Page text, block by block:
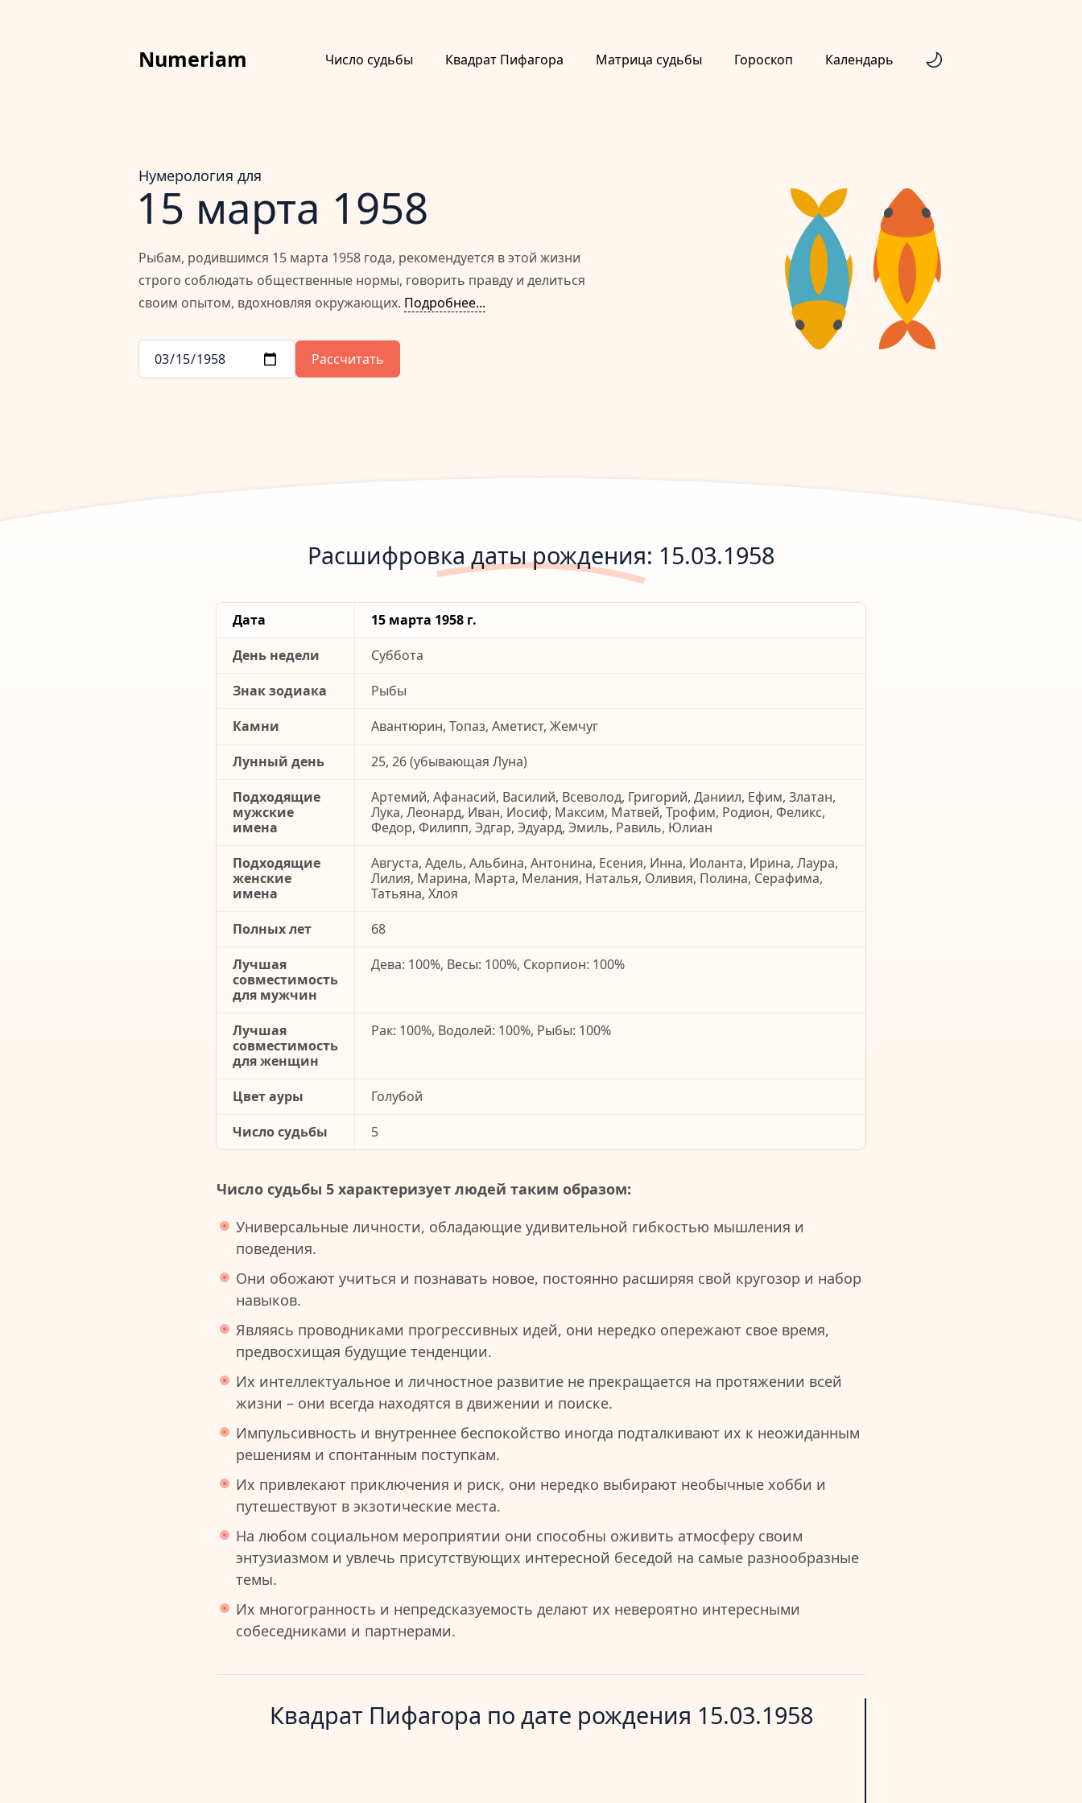
Numeriam Число судьбы Квадрат Пифагора Матрица судьбы Гороскоп Календарь
Нумерология для
15 марта 1958
Рыбам, родившимся 15 марта 1958 года, рекомендуется в этой жизни
строго соблюдать общественные нормы, говорить правду и делиться
своим опытом, вдохновляя окружающих. Подробнее...
Рассчитать
Расшифровка даты рождения: 15.03.1958
Дата
15 марта 1958 г.
День недели
Суббота
Знак зодиака
Рыбы
Камни
Авантюрин, Топаз, Аметист, Жемчуг
Лунный день
25, 26 (убывающая Луна)
Подходящие
мужские
имена
Артемий, Афанасий, Василий, Всеволод, Григорий, Даниил, Ефим, Златан,
Лука, Леонард, Иван, Иосиф, Максим, Матвей, Трофим, Родион, Феликс,
Федор, Филипп, Эдгар, Эдуард, Эмиль, Равиль, Юлиан
Подходящие
женские
имена
Августа, Адель, Альбина, Антонина, Есения, Инна, Иоланта, Ирина, Лаура,
Лилия, Марина, Марта, Мелания, Наталья, Оливия, Полина, Серафима,
Татьяна, Хлоя
Полных лет
68
Лучшая
совместимость
для мужчин
Дева: 100%, Весы: 100%, Скорпион: 100%
Лучшая
совместимость
для женщин
Рак: 100%, Водолей: 100%, Рыбы: 100%
Цвет ауры
Голубой
Число судьбы
5
Число судьбы 5 характеризует людей таким образом:
Универсальные личности, обладающие удивительной гибкостью мышления и
поведения.
Они обожают учиться и познавать новое, постоянно расширяя свой кругозор и набор
навыков.
Являясь проводниками прогрессивных идей, они нередко опережают свое время,
предвосхищая будущие тенденции.
Их интеллектуальное и личностное развитие не прекращается на протяжении всей
жизни – они всегда находятся в движении и поиске.
Импульсивность и внутреннее беспокойство иногда подталкивают их к неожиданным
решениям и спонтанным поступкам.
Их привлекают приключения и риск, они нередко выбирают необычные хобби и
путешествуют в экзотические места.
На любом социальном мероприятии они способны оживить атмосферу своим
энтузиазмом и увлечь присутствующих интересной беседой на самые разнообразные
темы.
Их многогранность и непредсказуемость делают их невероятно интересными
собеседниками и партнерами.
Квадрат Пифагора по дате рождения 15.03.1958